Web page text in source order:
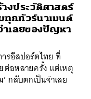
งประวัติศาสตร์
ทุกทัวร์นาเมนต์
ำเลยของปัญหา
รอีสปอร์ตไทย ที่
ต่อหลายครั้ง แต่เหตุ
กลับตกเป็นจำเลย